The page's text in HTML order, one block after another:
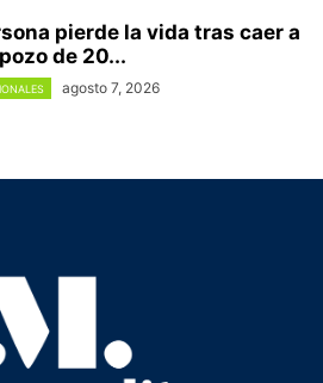
pierde la vida tras caer a
de 20...
agosto 7, 2026